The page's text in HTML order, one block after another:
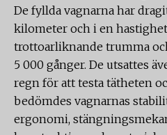
De fyllda vagnarna har
kilometer och i en
trottoarliknande trumma
5 000 gånger. De utsattes
regn för att testa tätheten
bedömdes vagnarnas
ergonomi,